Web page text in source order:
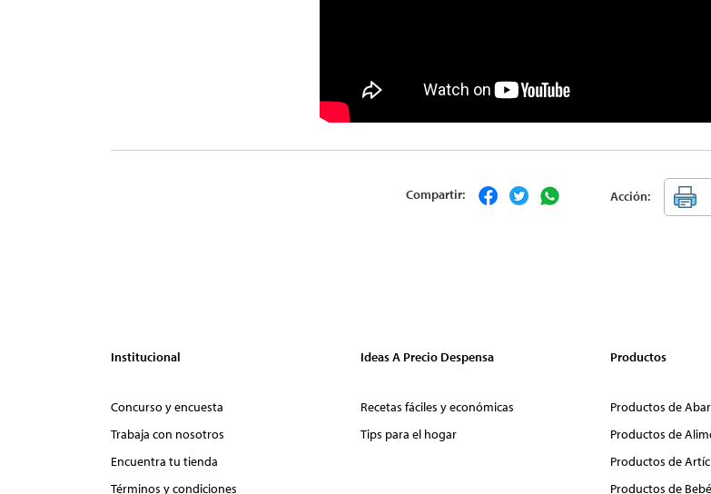
Compartir: Acción:
Institucional
Concurso y encuesta
Trabaja con nosotros
Encuentra tu tienda
Términos y condiciones
Ideas A Precio Despensa
Recetas fáciles y económicas
Tips para el hogar
Productos
Productos de
Productos de
Productos de
Productos de